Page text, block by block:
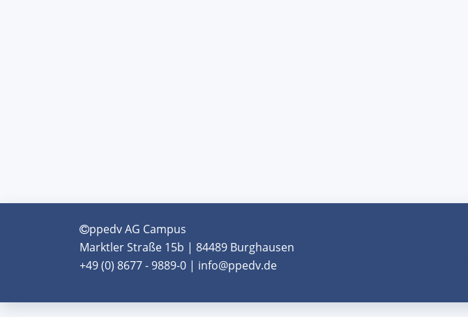
ppedv AG Campus
Marktler Straße 15b | 84489 Burghausen
+49 (0) 8677 - 9889-0 | info@ppedv.de